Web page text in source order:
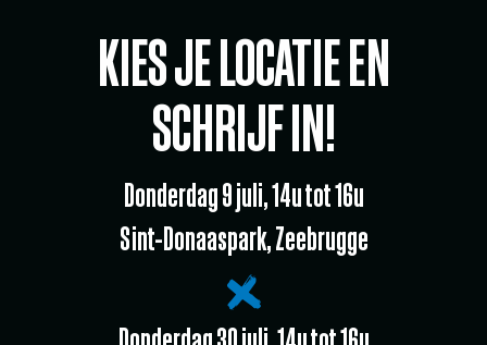
KIES JE LOCATIE EN
SCHRIJF IN!
Donderdag 9 juli, 14u tot 16u
Sint-Donaaspark, Zeebrugge